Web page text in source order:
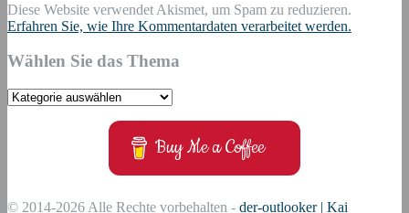
Diese Website verwendet Akismet, um Spam zu reduzieren.
Erfahren Sie, wie Ihre Kommentardaten verarbeitet werden.
Wählen Sie das Thema
Wählen
Buy Me a Coffee
© 2014-2026 Alle Rechte vorbehalten - der-outlooker | Kai